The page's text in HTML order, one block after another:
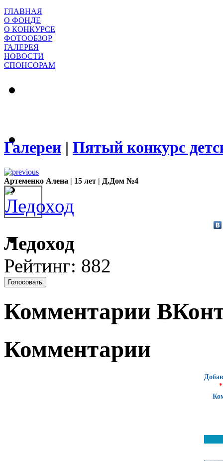
ГЛАВНАЯ
О ФОНДЕ
О КОНКУРСЕ
ФОТООБЗОР
ГАЛЕРЕЯ
НОВОСТИ
СПОНСОРАМ
Галереи | Пятый конкурс
Артеменко Алена | 15 лет | Д.Дом №4
Ледоход
Рейтинг: 882
Комментарии
Комментарии
*